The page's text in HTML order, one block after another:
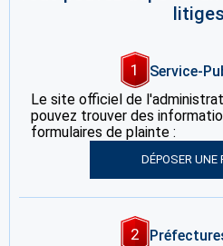
1
Service-
Le site officiel de
pouvez trouver des
formulaires de plainte :
DÉPOSER UNE
2